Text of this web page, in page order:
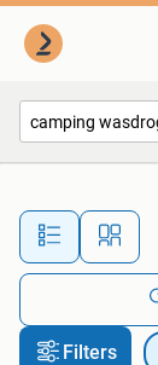
Filters